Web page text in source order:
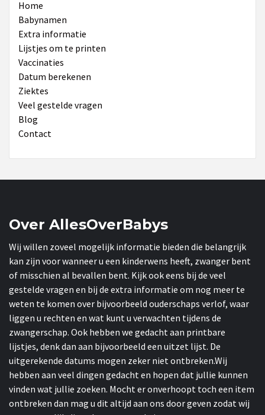
Home
Babynamen
Extra informatie
Lijstjes om te printen
Vaccinaties
Datum berekenen
Ziektes
Veel gestelde vragen
Blog
Contact
Over AllesOverBabys
Wij willen zoveel mogelijk informatie bieden die belangrijk
kan zijn voor wanneer u een kinderwens heeft, zwanger bent
of misschien al bevallen bent. Kijk ook eens bij de veel
gestelde vragen en bij de extra informatie om nog meer te
weten te komen over bijvoorbeeld ouderschaps verlof, waar
liggen u rechten en wat kunt u verwachten tijdens de
zwangerschap. Ook hebben we gedacht aan printbare
lijstjes, denk dan aan bijvoorbeeld een uitzet lijst. De
uitgerekende datums mogen zeker niet ontbreken.Wij
hebben aan veel dingen gedacht en hopen dat jullie kunnen
vinden wat jullie zoeken. Mocht er onverhoopt toch een item
ontbreken dan mag u dit altijd aan ons door geven zodat wij